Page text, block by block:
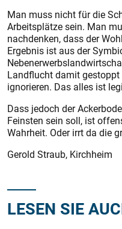
Man muss nicht für die
Arbeitsplätze sein. Man
nachdenken, dass der
Ergebnis ist aus der
Landflucht damit
ignorieren. Das alles ist
Dass jedoch der
Feinsten sein soll, ist
Wahrheit. Oder irrt da die
Gerold Straub, Kirchheim
LESEN SIE